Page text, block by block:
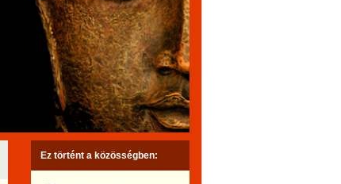
Ez történt a közösségben: